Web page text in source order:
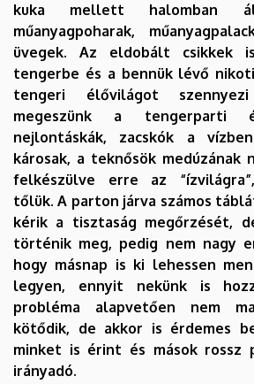
kuka mellett halomban
műanyagpoharak,
üvegek. Az eldobált csikkek
tengerbe és a bennük lévő
tengeri élővilágot
megeszünk a tengerparti
nejlontáskák, zacskók a
károsak, a teknősök medúzának
felkészülve erre az
tőlük. A parton járva számos
kérik a tisztaság megőrzését,
történik meg, pedig nem nagy
hogy másnap is ki lehessen
legyen, ennyit nekünk is
probléma alapvetően nem
kötődik, de akkor is érdemes
minket is érint és mások rossz
irányadó.